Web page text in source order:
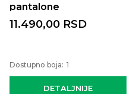
pantalone
DETALJNIJE
11.490,00 RSD
Dostupno boja: 1